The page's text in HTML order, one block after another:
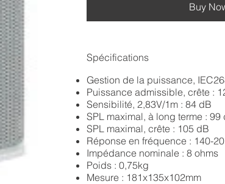
Buy
Spécifications
Gestion de la puissance,
Puissance admissible, crête :
Sensibilité, 2,83V/1m : 84 dB
SPL maximal, à long terme : 99
SPL maximal, crête : 105 dB
Réponse en fréquence : 140-
Impédance nominale : 8 ohms
Poids : 0,75kg
Mesure : 181x135x102mm